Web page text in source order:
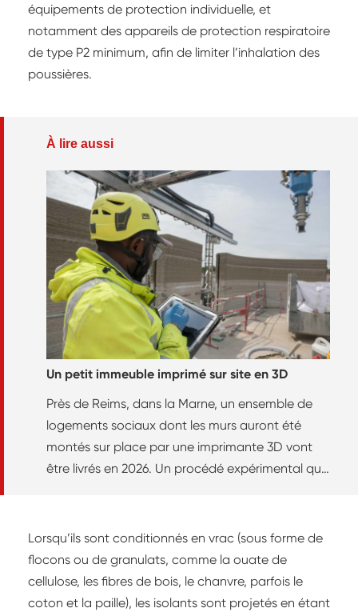
équipements de protection individuelle, et
notamment des appareils de protection respiratoire
de type P2 minimum, afin de limiter l’inhalation des
poussières.
À lire aussi
Un petit immeuble imprimé sur site en 3D
Près de Reims, dans la Marne, un ensemble de
logements sociaux dont les murs auront été
montés sur place par une imprimante 3D vont
être livrés en 2026. Un procédé expérimental qui
chacun des partenaires du projet. Si de
nombreux risques professionnels ont été réduits
grâce à cette technologie, il ne faudrait pas que
de nouveaux soient créés.
Lorsqu’ils sont conditionnés en vrac (sous forme de
flocons ou de granulats, comme la ouate de
cellulose, les fibres de bois, le chanvre, parfois le
coton et la paille), les isolants sont projetés en étant